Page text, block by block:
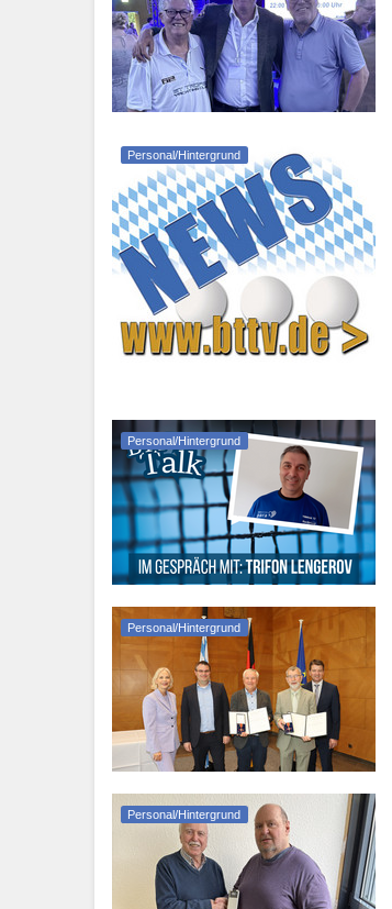
Personal/Hintergrund
Personal/Hintergrund
Personal/Hintergrund
Personal/Hintergrund